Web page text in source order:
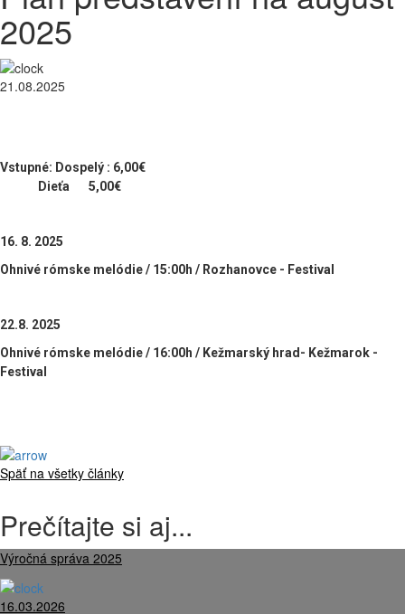
2025
21.08.2025
Vstupné: Dospelý : 6,00€
Dieťa 5,00€
16. 8. 2025
Ohnivé rómske melódie / 15:00h / Rozhanovce - Festival
22.8. 2025
Ohnivé rómske melódie / 16:00h / Kežmarský hrad- Kežmarok -
Festival
Späť na všetky články
Prečítajte si aj...
Výročná správa 2025
16.03.2026